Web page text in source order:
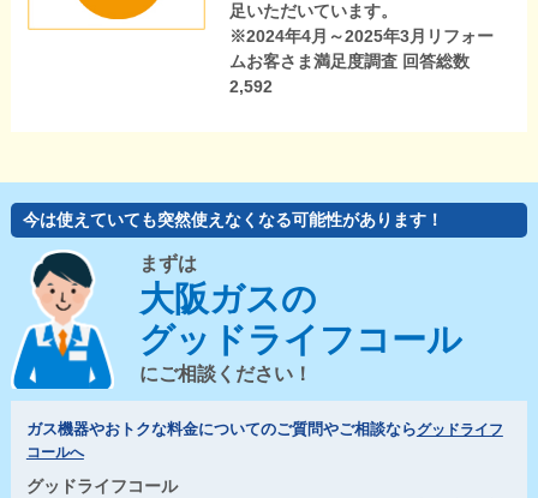
足いただいています。
※2024年4月～2025年3月リフォー
ムお客さま満足度調査 回答総数
2,592
今は使えていても突然使えなくなる可能性があります！
まずは
大阪ガスの
グッドライフコール
にご相談ください！
ガス機器やおトクな料金についてのご質問やご相談ならグッドライフ
コールへ
グッドライフコール